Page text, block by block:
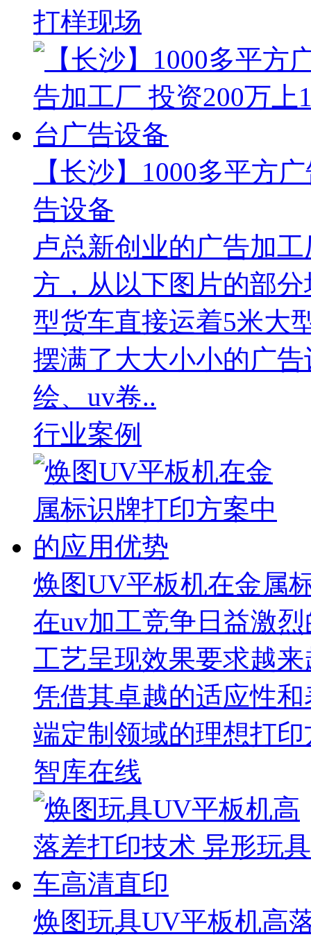
打样现场
【长沙】1000多平方
告设备
卢总新创业的广告加
方，从以下图片的部
型货车直接运着5米大
摆满了大大小小的广
绘、uv卷..
行业案例
焕图UV平板机在金属
在uv加工竞争日益激
工艺呈现效果要求越
凭借其卓越的适应性
端定制领域的理想打
智库在线
焕图玩具UV平板机高